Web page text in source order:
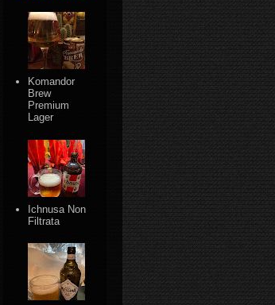
Komandor
Brew
Premium
Lager
Ichnusa Non
Filtrata